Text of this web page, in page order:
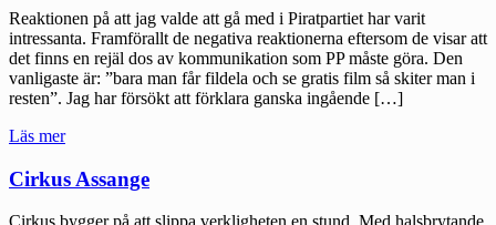
demokrati.
En
tanke
efter
Svelanddebatten"
Reaktionen på att jag valde att gå med i Piratpartiet har varit
intressanta. Framförallt de negativa reaktionerna eftersom de visar att
det finns en rejäl dos av kommunikation som PP måste göra. Den
vanligaste är: ”bara man får fildela och se gratis film så skiter man i
resten”. Jag har försökt att förklara ganska ingående […]
Läs mer"Demokrati
med
nya
bevekelsegrunder"
Cirkus Assange